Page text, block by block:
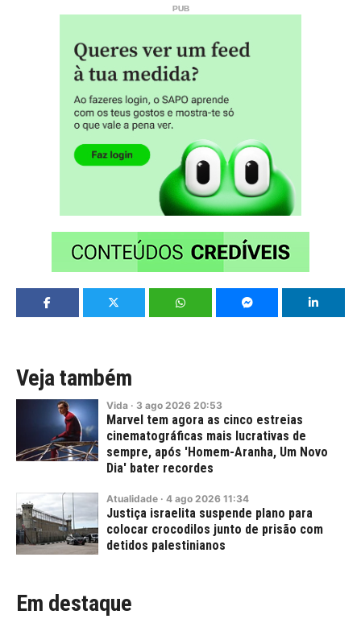
Veja também
Vida · 3 ago 2026 20:53
Marvel tem agora as cinco estreias
cinematográficas mais lucrativas de
sempre, após 'Homem-Aranha, Um Novo
Dia' bater recordes
Atualidade · 4 ago 2026 11:34
Justiça israelita suspende plano para
colocar crocodilos junto de prisão com
detidos palestinianos
Em destaque